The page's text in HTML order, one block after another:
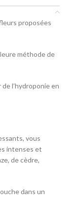
proposées
méthode de
l’hydroponie en
vous
intenses et
de cèdre,
dans un